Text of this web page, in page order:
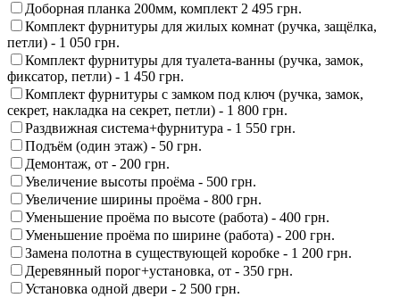
Доборная планка 200мм, комплект 2 495 грн.
Комплект фурнитуры для жилых комнат (ручка, защёлка,
петли) - 1 050 грн.
Комплект фурнитуры для туалета-ванны (ручка, замок,
фиксатор, петли) - 1 450 грн.
Комплект фурнитуры с замком под ключ (ручка, замок,
секрет, накладка на секрет, петли) - 1 800 грн.
Раздвижная система+фурнитура - 1 550 грн.
Подъём (один этаж) - 50 грн.
Демонтаж, от - 200 грн.
Увеличение высоты проёма - 500 грн.
Увеличение ширины проёма - 800 грн.
Уменьшение проёма по высоте (работа) - 400 грн.
Уменьшение проёма по ширине (работа) - 200 грн.
Замена полотна в существующей коробке - 1 200 грн.
Деревянный порог+установка, от - 350 грн.
Установка одной двери - 2 500 грн.